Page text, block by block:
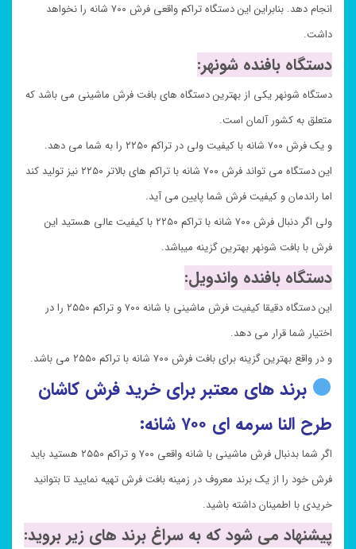
انجام دهد. بنابراین این دستگاه تراکم واقعی فرش ۷۰۰ شانه را نخواهد
داشت.
دستگاه بافنده شونهر:
دستگاه شونهر یکی از بهترین دستگاه های بافت فرش ماشینی می باشد که
متعلق به کشور آلمان است.
و یک فرش ۷۰۰ شانه با کیفیت ولی در تراکم ۲۲۵۰ را به شما می دهد.
این دستگاه می تواند فرش ۷۰۰ شانه با تراکم های بالاتر ۲۲۵۰ نیز تولید کند
اما راندمان و کیفیت فرش شما پایین می آید.
ولی اگر دنبال فرش ۷۰۰ شانه با تراکم ۲۲۵۰ با کیفیت عالی هستید این
فرش با بافت شونهر بهترین گزینه میباشد.
دستگاه بافنده واندویل:
این دستگاه دقیقا کیفیت فرش ماشینی با شانه ۷۰۰ و تراکم ۲۵۵۰ را در
اختیار شما قرار می دهد.
و در واقع بهترین گزینه برای بافت فرش ۷۰۰ شانه با تراکم ۲۵۵۰ می باشد.
برند های معتبر برای خرید فرش کاشان
طرح النا سرمه ای ۷۰۰ شانه:
اگر شما بدنبال فرش ماشینی با شانه واقعی ۷۰۰ و تراکم ۲۵۵۰ هستید باید
فرش خود را از یک برند معروف در زمینه بافت فرش تهیه نمایید تا بتوانید
خریدی با اطمینان داشته باشید.
پیشنهاد می شود که به سراغ برند های زیر بروید: